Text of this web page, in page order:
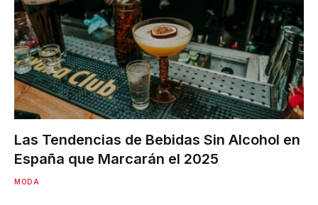
Las Tendencias de Bebidas Sin Alcohol en
España que Marcarán el 2025
MODA